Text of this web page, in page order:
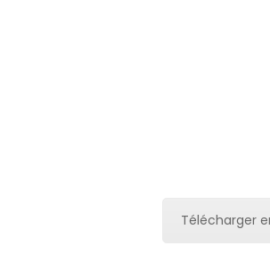
Télécharger